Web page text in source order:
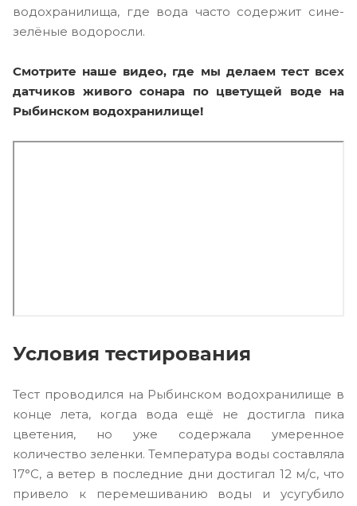
водохранилища, где вода часто содержит сине-
зелёные водоросли.
Смотрите наше видео, где мы делаем тест всех
датчиков живого сонара по цветущей воде на
Рыбинском водохранилище!
Условия тестирования
Тест проводился на Рыбинском водохранилище в
конце лета, когда вода ещё не достигла пика
цветения, но уже содержала умеренное
количество зеленки. Температура воды составляла
17°C, а ветер в последние дни достигал 12 м/с, что
привело к перемешиванию воды и усугубило